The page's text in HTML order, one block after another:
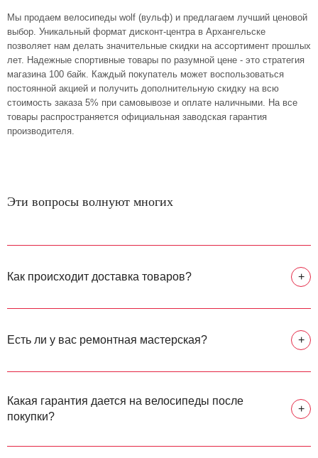
Мы продаем велосипеды wolf (вульф) и предлагаем лучший ценовой
выбор. Уникальный формат дисконт-центра в Архангельске
позволяет нам делать значительные скидки на ассортимент прошлых
лет. Надежные спортивные товары по разумной цене - это стратегия
магазина 100 байк. Каждый покупатель может воспользоваться
постоянной акцией и получить дополнительную скидку на всю
стоимость заказа 5% при самовывозе и оплате наличными. На все
товары распространяется официальная заводская гарантия
производителя.
Эти вопросы волнуют многих
Как происходит доставка товаров? +
Есть ли у вас ремонтная мастерская? +
Какая гарантия дается на велосипеды после
покупки?
+